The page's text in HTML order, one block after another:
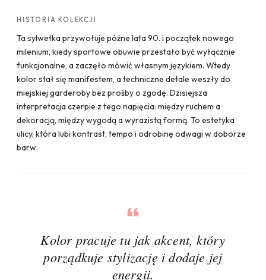
HISTORIA KOLEKCJI
Ta sylwetka przywołuje późne lata 90. i początek nowego
milenium, kiedy sportowe obuwie przestało być wyłącznie
funkcjonalne, a zaczęło mówić własnym językiem. Wtedy
kolor stał się manifestem, a techniczne detale weszły do
miejskiej garderoby bez prośby o zgodę. Dzisiejsza
interpretacja czerpie z tego napięcia: między ruchem a
dekoracją, między wygodą a wyrazistą formą. To estetyka
ulicy, która lubi kontrast, tempo i odrobinę odwagi w doborze
barw.
Kolor pracuje tu jak akcent, który
porządkuje stylizację i dodaje jej
energii.